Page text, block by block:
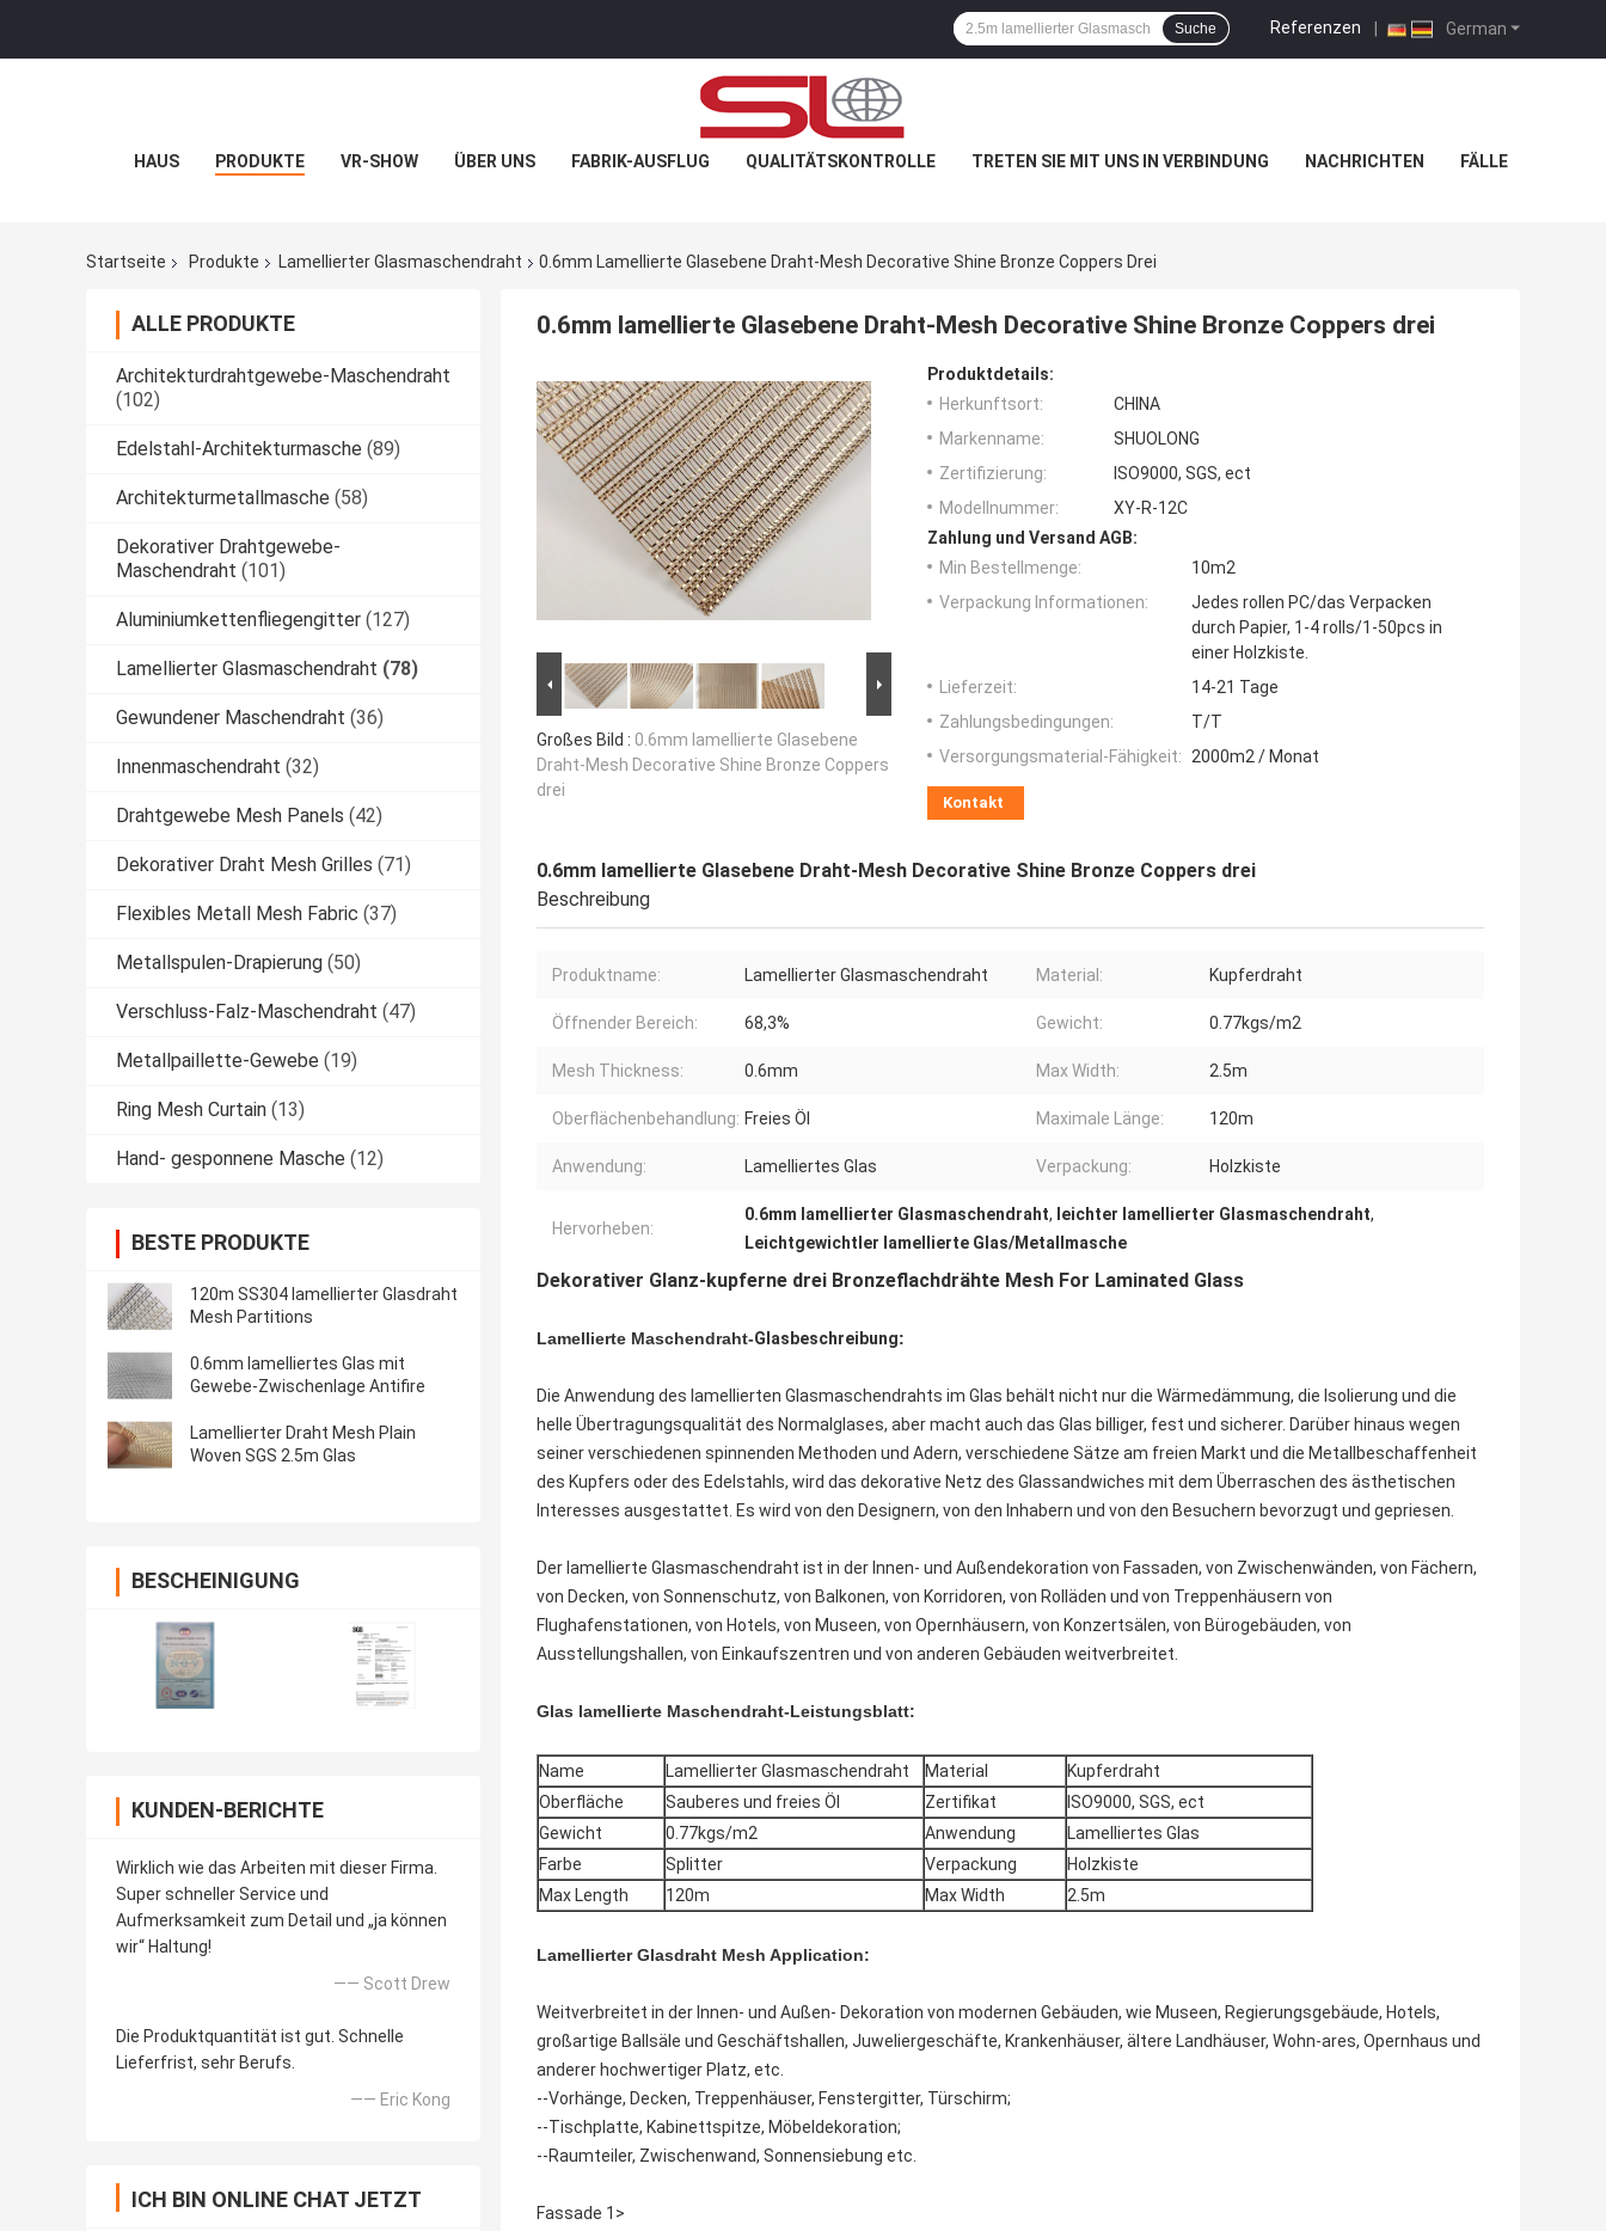
German
Referenzen |
Suche
HAUS PRODUKTE VR-SHOW ÜBER UNS FABRIK-AUSFLUG QUALITÄTSKONTROLLE TRETEN SIE MIT UNS IN VERBINDUNG NACHRICHTEN FÄLLE
Startseite Produkte Lamellierter Glasmaschendraht 0.6mm Lamellierte Glasebene Draht-Mesh Decorative Shine Bronze Coppers Drei
ALLE PRODUKTE
Architekturdrahtgewebe-Maschendraht
(102)
Edelstahl-Architekturmasche (89)
Architekturmetallmasche (58)
Dekorativer Drahtgewebe-
Maschendraht (101)
Aluminiumkettenfliegengitter (127)
Lamellierter Glasmaschendraht (78)
Gewundener Maschendraht (36)
Innenmaschendraht (32)
Drahtgewebe Mesh Panels (42)
Dekorativer Draht Mesh Grilles (71)
Flexibles Metall Mesh Fabric (37)
Metallspulen-Drapierung (50)
Verschluss-Falz-Maschendraht (47)
Metallpaillette-Gewebe (19)
Ring Mesh Curtain (13)
Hand- gesponnene Masche (12)
BESTE PRODUKTE
120m SS304 lamellierter Glasdraht
Mesh Partitions
0.6mm lamelliertes Glas mit
Gewebe-Zwischenlage Antifire
Lamellierter Draht Mesh Plain
Woven SGS 2.5m Glas
BESCHEINIGUNG
KUNDEN-BERICHTE
Wirklich wie das Arbeiten mit dieser Firma.
Super schneller Service und
Aufmerksamkeit zum Detail und „ja können
wir“ Haltung!
—— Scott Drew
Die Produktquantität ist gut. Schnelle
Lieferfrist, sehr Berufs.
—— Eric Kong
ICH BIN ONLINE CHAT JETZT
0.6mm lamellierte Glasebene Draht-Mesh Decorative Shine Bronze Coppers drei
Großes Bild : 0.6mm lamellierte Glasebene
Draht-Mesh Decorative Shine Bronze Coppers
drei
Produktdetails:
Herkunftsort:
CHINA
Markenname:
SHUOLONG
Zertifizierung:
ISO9000, SGS, ect
Modellnummer:
XY-R-12C
Zahlung und Versand AGB:
Min Bestellmenge:
10m2
Verpackung Informationen:
Jedes rollen PC/das Verpacken
durch Papier, 1-4 rolls/1-50pcs in
einer Holzkiste.
Lieferzeit:
14-21 Tage
Zahlungsbedingungen:
T/T
Versorgungsmaterial-Fähigkeit: 2000m2 / Monat
Kontakt
0.6mm lamellierte Glasebene Draht-Mesh Decorative Shine Bronze Coppers drei
Beschreibung
Produktname: Lamellierter Glasmaschendraht Material: Kupferdraht
Öffnender Bereich: 68,3% Gewicht: 0.77kgs/m2
Mesh Thickness: 0.6mm Max Width: 2.5m
Oberflächenbehandlung: Freies Öl Maximale Länge: 120m
Anwendung: Lamelliertes Glas Verpackung: Holzkiste
Hervorheben:
0.6mm lamellierter Glasmaschendraht, leichter lamellierter Glasmaschendraht,
Leichtgewichtler lamellierte Glas/Metallmasche
Dekorativer Glanz-kupferne drei Bronzeflachdrähte Mesh For Laminated Glass
Lamellierte Maschendraht-Glasbeschreibung:
Die Anwendung des lamellierten Glasmaschendrahts im Glas behält nicht nur die Wärmedämmung, die Isolierung und die
helle Übertragungsqualität des Normalglases, aber macht auch das Glas billiger, fest und sicherer. Darüber hinaus wegen
seiner verschiedenen spinnenden Methoden und Adern, verschiedene Sätze am freien Markt und die Metallbeschaffenheit
des Kupfers oder des Edelstahls, wird das dekorative Netz des Glassandwiches mit dem Überraschen des ästhetischen
Interesses ausgestattet. Es wird von den Designern, von den Inhabern und von den Besuchern bevorzugt und gepriesen.
Der lamellierte Glasmaschendraht ist in der Innen- und Außendekoration von Fassaden, von Zwischenwänden, von Fächern,
von Decken, von Sonnenschutz, von Balkonen, von Korridoren, von Rolläden und von Treppenhäusern von
Flughafenstationen, von Hotels, von Museen, von Opernhäusern, von Konzertsälen, von Bürogebäuden, von
Ausstellungshallen, von Einkaufszentren und von anderen Gebäuden weitverbreitet.
Glas lamellierte Maschendraht-Leistungsblatt:
Name Lamellierter Glasmaschendraht Material
Kupferdraht
Oberfläche
Sauberes und freies Öl Zertifikat
ISO9000, SGS, ect
Gewicht
0.77kgs/m2 Anwendung
Lamelliertes Glas
Farbe
Splitter Verpackung
Holzkiste
Max Length
120m Max Width 2.5m
Lamellierter Glasdraht Mesh Application:
Weitverbreitet in der Innen- und Außen- Dekoration von modernen Gebäuden, wie Museen, Regierungsgebäude, Hotels,
großartige Ballsäle und Geschäftshallen, Juweliergeschäfte, Krankenhäuser, ältere Landhäuser, Wohn-ares, Opernhaus und
anderer hochwertiger Platz, etc.
--Vorhänge, Decken, Treppenhäuser, Fenstergitter, Türschirm;
--Tischplatte, Kabinettspitze, Möbeldekoration;
--Raumteiler, Zwischenwand, Sonnensiebung etc.
Fassade 1>